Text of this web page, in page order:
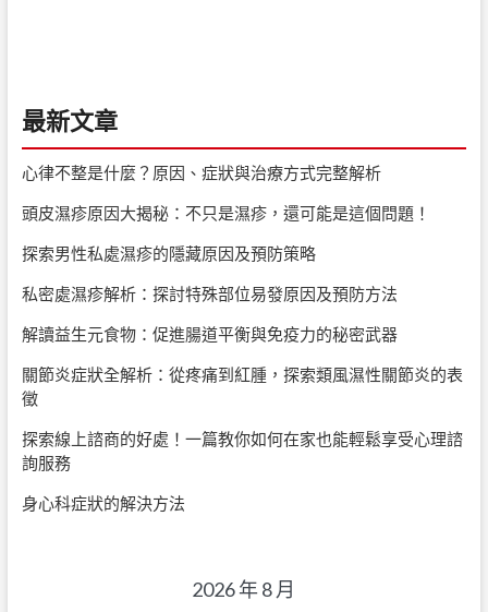
最新文章
心律不整是什麼？原因、症狀與治療方式完整解析
頭皮濕疹原因大揭秘：不只是濕疹，還可能是這個問題！
探索男性私處濕疹的隱藏原因及預防策略
私密處濕疹解析：探討特殊部位易發原因及預防方法
解讀益生元食物：促進腸道平衡與免疫力的秘密武器
關節炎症狀全解析：從疼痛到紅腫，探索類風濕性關節炎的表
徵
探索線上諮商的好處！一篇教你如何在家也能輕鬆享受心理諮
詢服務
身心科症狀的解決方法
2026 年 8 月